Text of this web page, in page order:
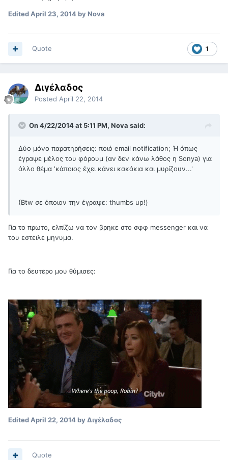
EditedApril 23, 2014by Nova
1
Quote
Διγέλαδος
Posted April 22, 2014
On 4/22/2014 at 5:11 PM, Nova said:
Δύο μόνο παρατηρήσεις: ποιό email notification; Ή όπως
έγραψε μέλος του φόρουμ (αν δεν κάνω λάθος η Sonya) για
άλλο θέμα 'κάποιος έχει κάνει κακάκια και μυρίζουν...'
(Βtw σε όποιον την έγραψε: thumbs up!)
Για το πρωτο, ελπίζω να τον βρηκε στο σφφ messenger και να
του εστειλε μηνυμα.
Για το δευτερο μου θύμισες:
EditedApril 22, 2014by Διγέλαδος
Quote